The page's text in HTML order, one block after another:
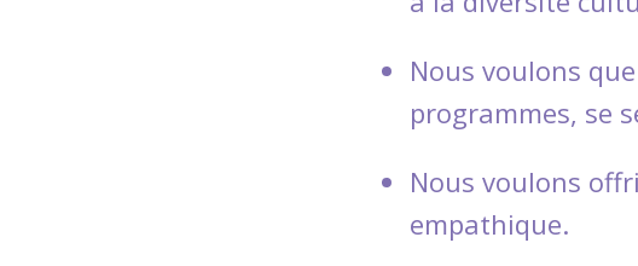
Nous voulons
programmes, se
Nous voulons
empathique.